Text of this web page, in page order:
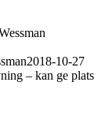
2018-10-27
– kan ge plats